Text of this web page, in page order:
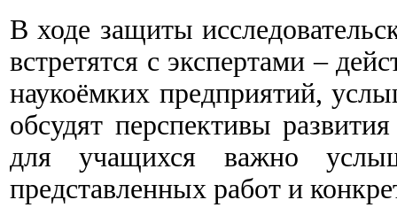
В ходе защиты
встретятся с экспертами –
наукоёмких предприятий,
обсудят перспективы
для учащихся важно
представленных работ и